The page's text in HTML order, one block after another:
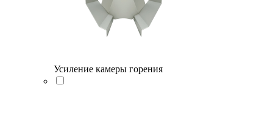
Усиление камеры горения